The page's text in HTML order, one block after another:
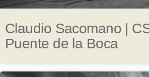
Claudio Sacomano |
Puente de la Boca